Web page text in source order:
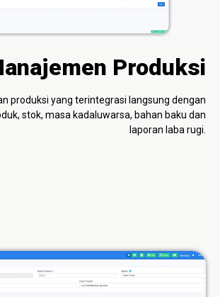
Produksi
produksi yang terintegrasi langsung dengan
stok, masa kadaluwarsa, bahan baku dan
laporan laba rugi.